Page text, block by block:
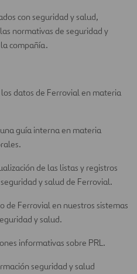
con seguridad y salud,
normativas de seguridad y
compañía.
datos de Ferrovial en materia
guía interna en materia
de las listas y registros
y salud de Ferrovial.
de Ferrovial en nuestros sistemas
y salud.
informativas sobre PRL.
seguridad y salud